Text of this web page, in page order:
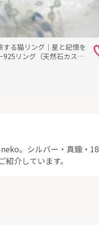
する猫リング｜星と記憶を
925リング（天然石カスタ
。シルバー・真鍮・
介しています。